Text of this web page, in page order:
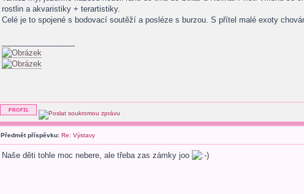
rostlin a akvaristiky + terartistiky.
Celé je to spojené s bodovací soutěží a posléze s burzou. S přítel malé exoty
Předmět příspěvku: Re: Výstavy
Naše děti tohle moc nebere, ale třeba zas zámky joo